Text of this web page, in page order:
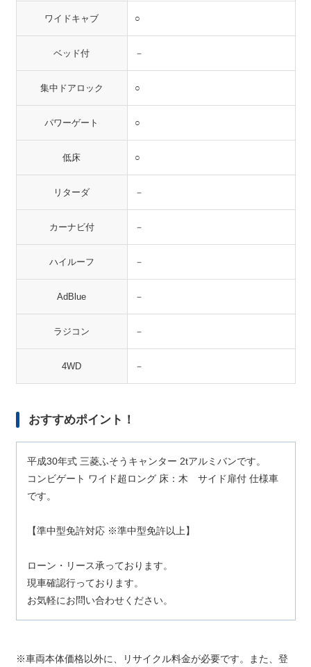
ワイドキャブ ○
ベッド付 －
集中ドアロック ○
パワーゲート ○
低床 ○
リターダ －
カーナビ付 －
ハイルーフ －
AdBlue －
ラジコン －
4WD －
おすすめポイント！
平成30年式 三菱ふそうキャンター 2tアルミバンです。
コンビゲート ワイド超ロング 床：木 サイド扉付 仕様車
です。
【準中型免許対応 ※準中型免許以上】
ローン・リース承っております。
現車確認行っております。
お気軽にお問い合わせください。
車両本体価格以外に、リサイクル料金が必要です。また、登